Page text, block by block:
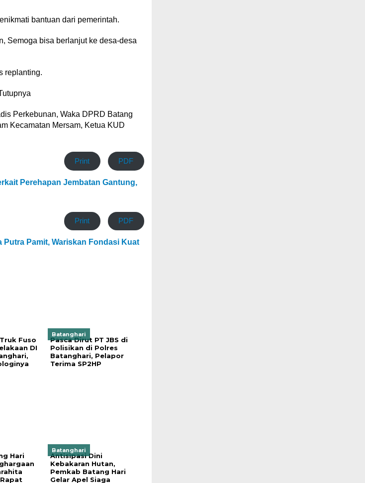
bantuan dari pemerintah.
Semoga bisa berlanjut ke desa-desa
replanting.
Perkebunan, Waka DPRD Batang
Kecamatan Mersam, Ketua KUD
Print PDF
Perehapan Jembatan Gantung,
Print PDF
Pamit, Wariskan Fondasi Kuat
Fuso
DI
Batanghari
Pasca Dirut PT JBS di
Polisikan di Polres
Batanghari, Pelapor
Terima SP2HP
Hari
Batanghari
Antisipasi Dini
Kebakaran Hutan,
Pemkab Batang Hari
Gelar Apel Siaga